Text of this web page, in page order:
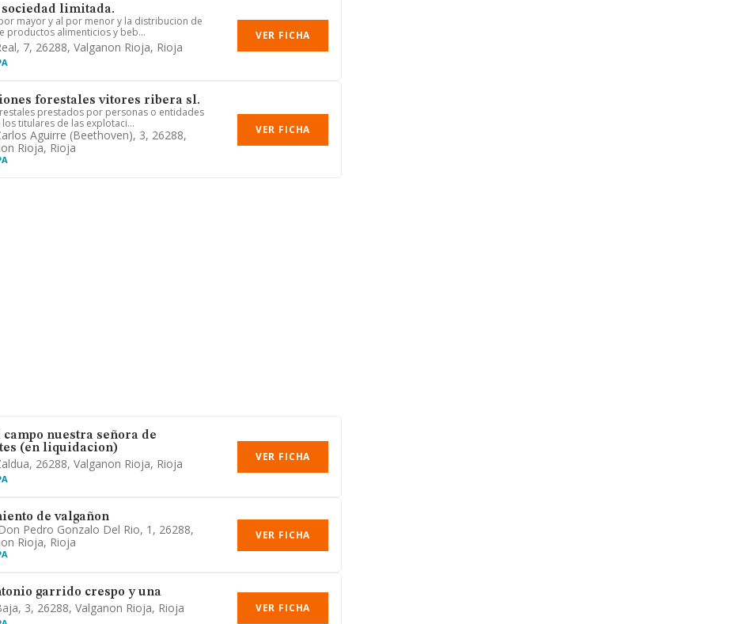
limitada.
mayor y al por menor y la distribucion de
productos alimenticios y beb...
7, 26288, Valganon Rioja, Rioja
VER FICHA
forestales vitores ribera sl.
prestados por personas o entidades
titulares de las explotaci...
Aguirre (beethoven), 3, 26288,
Rioja, Rioja
VER FICHA
campo nuestra señora de
(en liquidacion)
26288, Valganon Rioja, Rioja VER FICHA
de valgañon
Pedro Gonzalo Del Rio, 1, 26288,
Rioja, Rioja
VER FICHA
garrido crespo y una
3, 26288, Valganon Rioja, Rioja VER FICHA